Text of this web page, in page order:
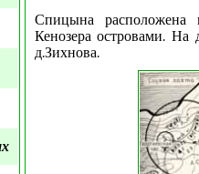
Спицына расположена
Кенозера островами. На
д.Зихнова.